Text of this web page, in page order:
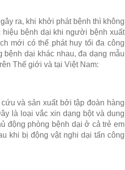
ra, khi khởi phát bệnh thì không
bệnh dại khi người bệnh xuất
mới có thể phát huy tối đa công
dại khác nhau, đa dạng mẫu
Thế giới và tại Việt Nam:
và sản xuất bởi tập đoàn hàng
là loại vắc xin dạng bột và dung
động phòng bệnh dại ở cả trẻ em
khi bị động vật nghi dại tấn công